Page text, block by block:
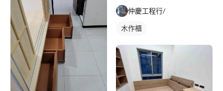
仲慶工程行/
木作櫃